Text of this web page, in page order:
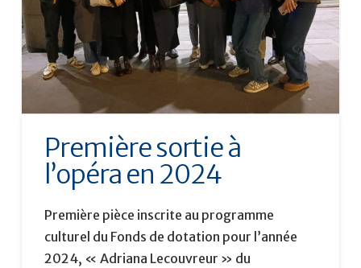
Première sortie à
l’opéra en 2024
Première pièce inscrite au programme
culturel du Fonds de dotation pour l’année
2024, « Adriana Lecouvreur » du